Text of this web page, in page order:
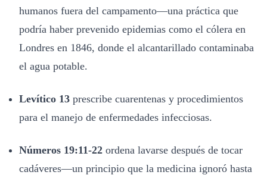
humanos fuera del campamento—una práctica que
podría haber prevenido epidemias como el cólera en
Londres en 1846, donde el alcantarillado contaminaba
el agua potable.
Levítico 13 prescribe cuarentenas y procedimientos
para el manejo de enfermedades infecciosas.
Números 19:11-22 ordena lavarse después de tocar
cadáveres—un principio que la medicina ignoró hasta